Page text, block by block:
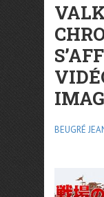
BEUGRÉ